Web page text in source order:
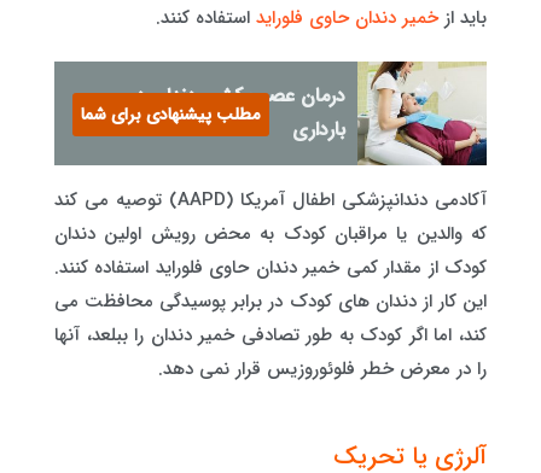
باید ازخمیر دندان حاوی فلوراید استفاده کنند.
درمان عصب کشی دندان در
بارداری
مطلب پیشنهادی برای شما
آکادمی دندانپزشکی اطفال آمریکا (AAPD) توصیه می کند
که والدین یا مراقبان کودک به محض رویش اولین دندان
کودک از مقدار کمی خمیر دندان حاوی فلوراید استفاده کنند.
این کار از دندان های کودک در برابر پوسیدگی محافظت می
کند، اما اگر کودک به طور تصادفی خمیر دندان را ببلعد، آنها
را در معرض خطر فلوئوروزیس قرار نمی دهد.
آلرژی یا تحریک